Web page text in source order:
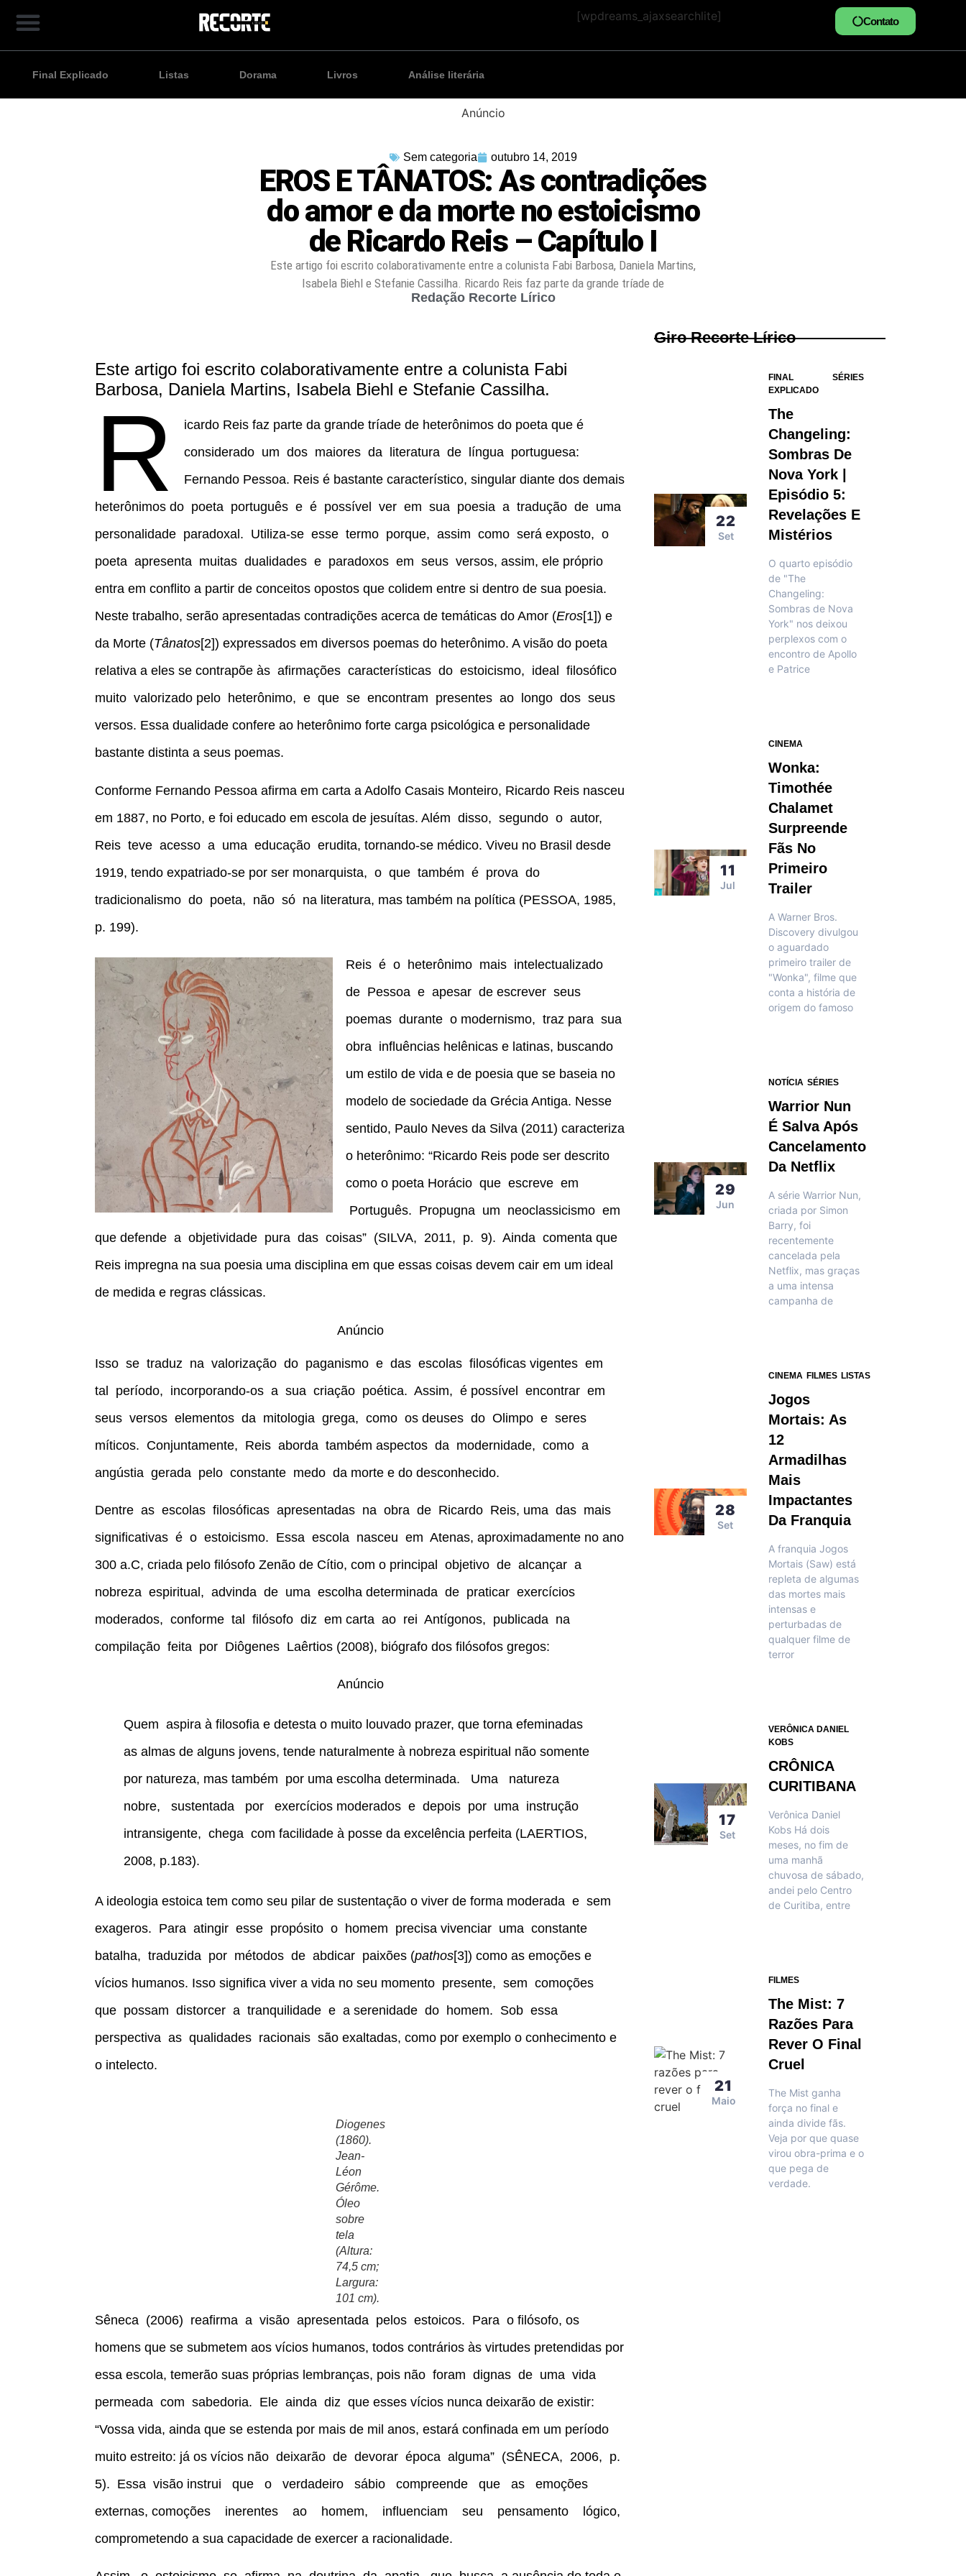
[wpdreams_ajaxsearchlite] Contato
Final Explicado Listas Dorama Livros Análise literária
Anúncio
Sem categoria outubro 14, 2019
EROS E TÂNATOS: As contradições
do amor e da morte no estoicismo
de Ricardo Reis – Capítulo I
Este artigo foi escrito colaborativamente entre a colunista Fabi Barbosa, Daniela Martins,
Isabela Biehl e Stefanie Cassilha. Ricardo Reis faz parte da grande tríade de
Redação Recorte Lírico
Este artigo foi escrito colaborativamente entre a colunista Fabi
Barbosa, Daniela Martins, Isabela Biehl e Stefanie Cassilha.
R
icardo Reis faz parte da grande tríade de heterônimos do poeta que é
considerado um dos maiores da literatura de língua portuguesa:
Fernando Pessoa. Reis é bastante característico, singular diante dos demais
heterônimos do poeta português e é possível ver em sua poesia a tradução de uma
personalidade paradoxal. Utiliza-se esse termo porque, assim como será exposto, o
poeta apresenta muitas dualidades e paradoxos em seus versos, assim, ele próprio
entra em conflito a partir de conceitos opostos que colidem entre si dentro de sua poesia.
Neste trabalho, serão apresentadas contradições acerca de temáticas do Amor (Eros[1]) e
da Morte (Tânatos[2]) expressados em diversos poemas do heterônimo. A visão do poeta
relativa a eles se contrapõe às afirmações características do estoicismo, ideal filosófico
muito valorizado pelo heterônimo, e que se encontram presentes ao longo dos seus
versos. Essa dualidade confere ao heterônimo forte carga psicológica e personalidade
bastante distinta a seus poemas.
Conforme Fernando Pessoa afirma em carta a Adolfo Casais Monteiro, Ricardo Reis nasceu
em 1887, no Porto, e foi educado em escola de jesuítas. Além disso, segundo o autor,
Reis teve acesso a uma educação erudita, tornando-se médico. Viveu no Brasil desde
1919, tendo expatriado-se por ser monarquista, o que também é prova do
tradicionalismo do poeta, não só na literatura, mas também na política (PESSOA, 1985,
p. 199).
Reis é o heterônimo mais intelectualizado
de Pessoa e apesar de escrever seus
poemas durante o modernismo, traz para sua
obra influências helênicas e latinas, buscando
um estilo de vida e de poesia que se baseia no
modelo de sociedade da Grécia Antiga. Nesse
sentido, Paulo Neves da Silva (2011) caracteriza
o heterônimo: “Ricardo Reis pode ser descrito
como o poeta Horácio que escreve em
Português. Propugna um neoclassicismo em
que defende a objetividade pura das coisas” (SILVA, 2011, p. 9). Ainda comenta que
Reis impregna na sua poesia uma disciplina em que essas coisas devem cair em um ideal
de medida e regras clássicas.
Anúncio
Isso se traduz na valorização do paganismo e das escolas filosóficas vigentes em
tal período, incorporando-os a sua criação poética. Assim, é possível encontrar em
seus versos elementos da mitologia grega, como os deuses do Olimpo e seres
míticos. Conjuntamente, Reis aborda também aspectos da modernidade, como a
angústia gerada pelo constante medo da morte e do desconhecido.
Dentre as escolas filosóficas apresentadas na obra de Ricardo Reis, uma das mais
significativas é o estoicismo. Essa escola nasceu em Atenas, aproximadamente no ano
300 a.C, criada pelo filósofo Zenão de Cítio, com o principal objetivo de alcançar a
nobreza espiritual, advinda de uma escolha determinada de praticar exercícios
moderados, conforme tal filósofo diz em carta ao rei Antígonos, publicada na
compilação feita por Diôgenes Laêrtios (2008), biógrafo dos filósofos gregos:
Anúncio
Quem aspira à filosofia e detesta o muito louvado prazer, que torna efeminadas
as almas de alguns jovens, tende naturalmente à nobreza espiritual não somente
por natureza, mas também por uma escolha determinada. Uma natureza
nobre, sustentada por exercícios moderados e depois por uma instrução
intransigente, chega com facilidade à posse da excelência perfeita (LAERTIOS,
2008, p.183).
A ideologia estoica tem como seu pilar de sustentação o viver de forma moderada e sem
exageros. Para atingir esse propósito o homem precisa vivenciar uma constante
batalha, traduzida por métodos de abdicar paixões (pathos[3]) como as emoções e
vícios humanos. Isso significa viver a vida no seu momento presente, sem comoções
que possam distorcer a tranquilidade e a serenidade do homem. Sob essa
perspectiva as qualidades racionais são exaltadas, como por exemplo o conhecimento e
o intelecto.
Diogenes
(1860).
Jean-
Léon
Gérôme.
Óleo
sobre
tela
(Altura:
74,5 cm;
Largura:
101 cm).
Sêneca (2006) reafirma a visão apresentada pelos estoicos. Para o filósofo, os
homens que se submetem aos vícios humanos, todos contrários às virtudes pretendidas por
essa escola, temerão suas próprias lembranças, pois não foram dignas de uma vida
permeada com sabedoria. Ele ainda diz que esses vícios nunca deixarão de existir:
“Vossa vida, ainda que se estenda por mais de mil anos, estará confinada em um período
muito estreito: já os vícios não deixarão de devorar época alguma” (SÊNECA, 2006, p.
5). Essa visão instrui que o verdadeiro sábio compreende que as emoções
externas, comoções inerentes ao homem, influenciam seu pensamento lógico,
comprometendo a sua capacidade de exercer a racionalidade.
Giro Recorte Lírico
22
Set
FINAL
EXPLICADO
SÉRIES
The
Changeling:
Sombras De
Nova York |
Episódio 5:
Revelações E
Mistérios
O quarto episódio
de "The
Changeling:
Sombras de Nova
York" nos deixou
perplexos com o
encontro de Apollo
e Patrice
11
Jul
CINEMA
Wonka:
Timothée
Chalamet
Surpreende
Fãs No
Primeiro
Trailer
A Warner Bros.
Discovery divulgou
o aguardado
primeiro trailer de
"Wonka", filme que
conta a história de
origem do famoso
29
Jun
NOTÍCIA SÉRIES
Warrior Nun
É Salva Após
Cancelamento
Da Netflix
A série Warrior Nun,
criada por Simon
Barry, foi
recentemente
cancelada pela
Netflix, mas graças
a uma intensa
campanha de
28
Set
CINEMA FILMES LISTAS
Jogos
Mortais: As
12
Armadilhas
Mais
Impactantes
Da Franquia
A franquia Jogos
Mortais (Saw) está
repleta de algumas
das mortes mais
intensas e
perturbadas de
qualquer filme de
terror
17
Set
VERÔNICA DANIEL
KOBS
CRÔNICA
CURITIBANA
Verônica Daniel
Kobs Há dois
meses, no fim de
uma manhã
chuvosa de sábado,
andei pelo Centro
de Curitiba, entre
21
Maio
FILMES
The Mist: 7
Razões Para
Rever O Final
Cruel
The Mist ganha
força no final e
ainda divide fãs.
Veja por que quase
virou obra-prima e o
que pega de
verdade.